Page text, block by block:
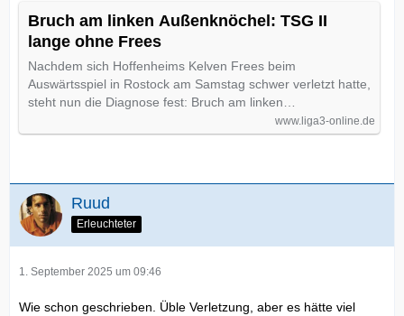
Bruch am linken Außenknöchel: TSG II
lange ohne Frees
Nachdem sich Hoffenheims Kelven Frees beim
Auswärtsspiel in Rostock am Samstag schwer verletzt hatte,
steht nun die Diagnose fest: Bruch am linken…
www.liga3-online.de
Ruud
Erleuchteter
1. September 2025 um 09:46
Wie schon geschrieben. Üble Verletzung, aber es hätte viel